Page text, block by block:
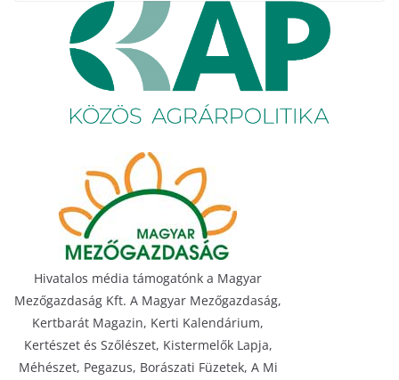
Hivatalos média támogatónk a Magyar
Mezőgazdaság Kft. A Magyar Mezőgazdaság,
Kertbarát Magazin, Kerti Kalendárium,
Kertészet és Szőlészet, Kistermelők Lapja,
Méhészet, Pegazus, Borászati Füzetek, A Mi